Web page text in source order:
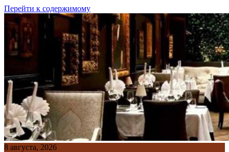
Перейти к содержимому
8 августа, 2026